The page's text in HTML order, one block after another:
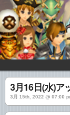
3月16日(水)ア
3月 15th, 2022 @ 07:00